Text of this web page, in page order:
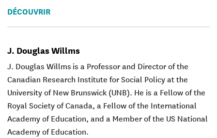
DÉCOUVRIR
J. Douglas Willms
J. Douglas Willms is a Professor and Director of the
Canadian Research Institute for Social Policy at the
University of New Brunswick (UNB). He is a Fellow of the
Royal Society of Canada, a Fellow of the International
Academy of Education, and a Member of the US National
Academy of Education.